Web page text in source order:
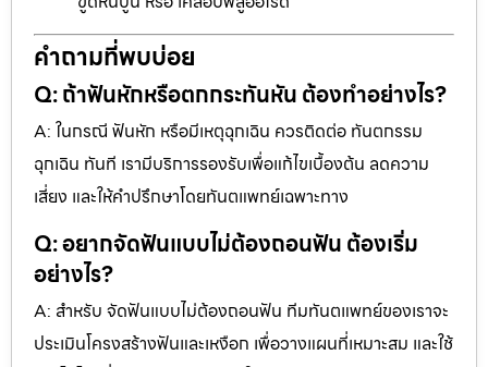
คำถามที่พบบ่อย
Q: ถ้าฟันหักหรือตกกระทันหัน ต้องทำอย่างไร?
A: ในกรณี ฟันหัก หรือมีเหตุฉุกเฉิน ควรติดต่อ ทันตกรรม
ฉุกเฉิน ทันที เรามีบริการรองรับเพื่อแก้ไขเบื้องต้น ลดความ
เสี่ยง และให้คำปรึกษาโดยทันตแพทย์เฉพาะทาง
Q: อยากจัดฟันแบบไม่ต้องถอนฟัน ต้องเริ่ม
อย่างไร?
A: สำหรับ จัดฟันแบบไม่ต้องถอนฟัน ทีมทันตแพทย์ของเราจะ
ประเมินโครงสร้างฟันและเหงือก เพื่อวางแผนที่เหมาะสม และใช้